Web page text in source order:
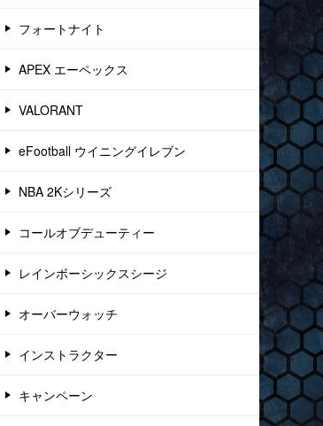
フォートナイト
APEX エーペックス
VALORANT
eFootball ウイニングイレブン
NBA 2Kシリーズ
コールオブデューティー
レインボーシックスシージ
オーバーウォッチ
インストラクター
キャンペーン